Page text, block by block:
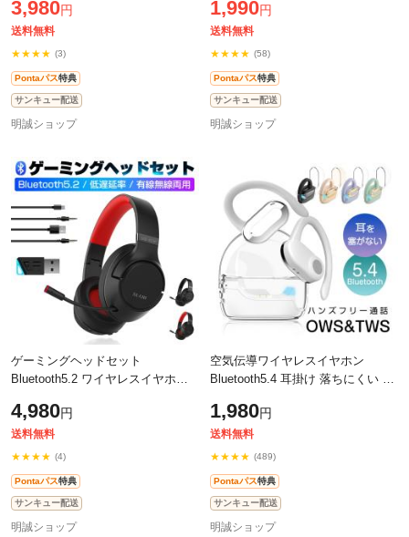
Bluetooth6.1
3,980円
送料無料
★★★★ (3)
Pontaパス特典
サンキュー配送
明誠ショップ
1,990円
送料無料
★★★★ (58)
Pontaパス特典
サンキュー配送
明誠ショップ
ゲーミングヘッドセット
Bluetooth5.2 ワイヤレスイヤホン
ィオケーブル付き 有線無線両用 プ
ロ仕様 【P
4,980円
送料無料
★★★★ (4)
Pontaパス特典
サンキュー配送
明誠ショップ
空気伝導ワイヤレスイヤホン
Bluetooth5.4 耳掛け 落ちにくい 防
クション クリア通話 Type-C充電
【PL保
1,980円
送料無料
★★★★ (489)
Pontaパス特典
サンキュー配送
明誠ショップ